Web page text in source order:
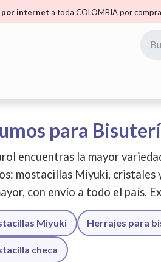
por internet a toda COLOMBIA por
para
encuentras la mayor
mostacillas Miyuki, cristales
con envío a todo el país.
Miyuki Herrajes para
checa